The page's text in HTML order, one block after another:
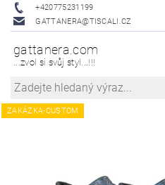
+420775231199
GATTANERA@TISCALI.CZ
gattanera.com
...zvol si svůj styl...!!!
ZAKÁZKA-CUSTOM